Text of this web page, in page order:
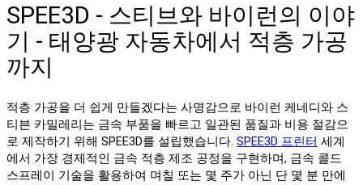
SPEE3D - 스티브와 바이런의 이야
기 - 태양광 자동차에서 적층 가공
까지
적층 가공을 더 쉽게 만들겠다는 사명감으로 바이런 케네디와 스
티븐 카밀레리는 금속 부품을 빠르고 일관된 품질과 비용 절감으
로 제작하기 위해 SPEE3D를 설립했습니다. SPEE3D 프린터 세계
에서 가장 경제적인 금속 적층 제조 공정을 구현하며, 금속 콜드
스프레이 기술을 활용하여 며칠 또는 몇 주가 아닌 단 몇 분 만에